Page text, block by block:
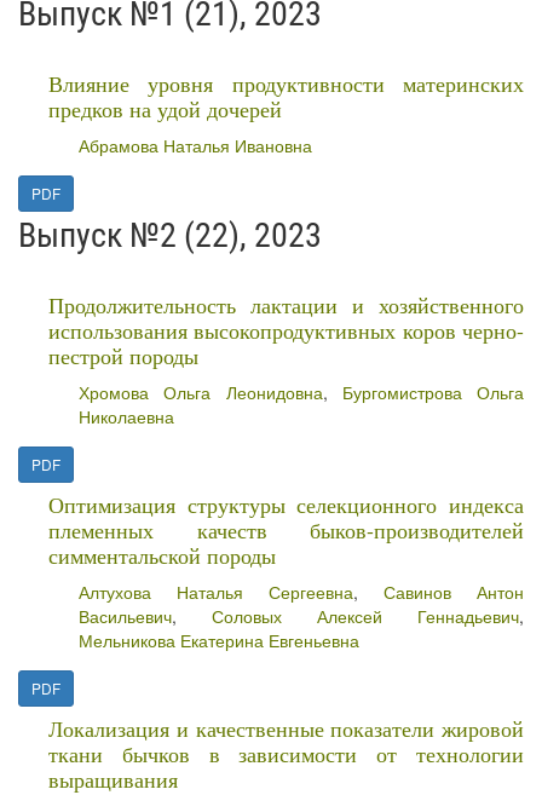
Выпуск №1 (21), 2023
Влияние уровня продуктивности материнских
предков на удой дочерей
Абрамова Наталья Ивановна
PDF
Выпуск №2 (22), 2023
Продолжительность лактации и хозяйственного
использования высокопродуктивных коров черно-
пестрой породы
Хромова Ольга Леонидовна, Бургомистрова Ольга
Николаевна
PDF
Оптимизация структуры селекционного индекса
племенных качеств быков-производителей
симментальской породы
Алтухова Наталья Сергеевна, Савинов Антон
Васильевич, Соловых Алексей Геннадьевич,
Мельникова Екатерина Евгеньевна
PDF
Локализация и качественные показатели жировой
ткани бычков в зависимости от технологии
выращивания